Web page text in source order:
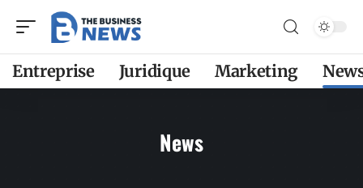
Entreprise Juridique Marketing
News